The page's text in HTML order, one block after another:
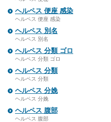
ヘルペス 便座 感染
ヘルペス 便座 感染
ヘルペス 別名
ヘルペス 別名
ヘルペス 分類 ゴロ
ヘルペス 分類 ゴロ
ヘルペス 分類
ヘルペス 分類
ヘルペス 分娩
ヘルペス 分娩
ヘルペス 腹部
ヘルペス 腹部